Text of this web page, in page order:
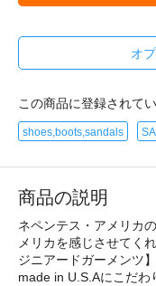
オ
この商品に登録されて
shoes,boots,sandals
商品の説明
ネペンテス・アメリカ
メリカを感じさせてく
ジニアードガーメンツ
made in U.S.Aにこだわ